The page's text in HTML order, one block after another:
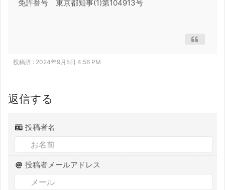
免許番号 東京都知事(1)第104913号
投稿済 : 2024年9月5日 4:56 PM
返信する
投稿者名
投稿者メールアドレス